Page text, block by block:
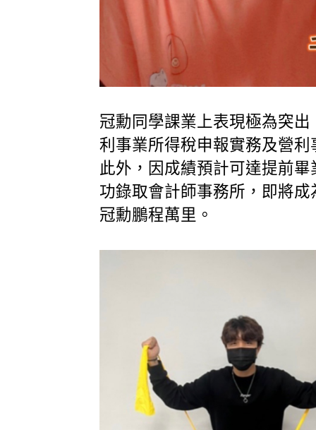
冠勳同學課業上表現極為突
利事業所得稅申報實務及營
此外，因成績預計可達提前
功錄取會計師事務所，即將
冠勳鵬程萬里。